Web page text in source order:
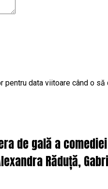
data viitoare când o să
gală a comediei
Răduță,